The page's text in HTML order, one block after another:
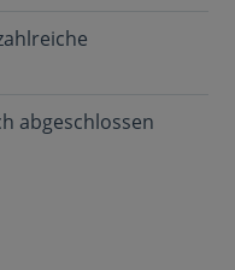
abgeschlossen